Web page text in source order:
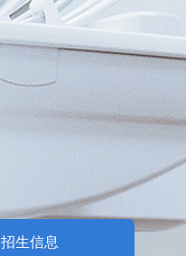
招生信息